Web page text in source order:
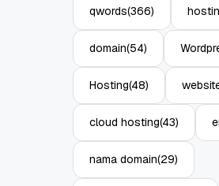
Object Storage untuk
Aplikasi: Atasi Limitasi
Media
qwords(366)
domain(54)
Hosting(48)
cloud hosting(43)
nama domain(29)